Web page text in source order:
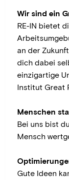
Wir sind ein
RE-IN bietet
an der
dich dabei
einzigartige
Institut Great
Menschen
Bei uns bist
Mensch
Gute Ideen